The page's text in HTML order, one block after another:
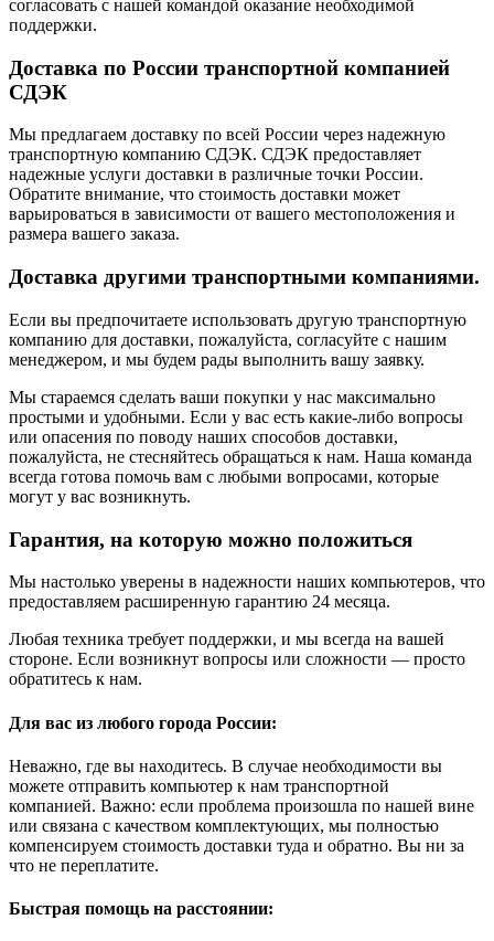
согласовать с нашей командой оказание необходимой
поддержки.
Доставка по России транспортной компанией
СДЭК
Мы предлагаем доставку по всей России через надежную
транспортную компанию СДЭК. СДЭК предоставляет
надежные услуги доставки в различные точки России.
Обратите внимание, что стоимость доставки может
варьироваться в зависимости от вашего местоположения и
размера вашего заказа.
Доставка другими транспортными компаниями.
Если вы предпочитаете использовать другую транспортную
компанию для доставки, пожалуйста, согласуйте с нашим
менеджером, и мы будем рады выполнить вашу заявку.
Мы стараемся сделать ваши покупки у нас максимально
простыми и удобными. Если у вас есть какие-либо вопросы
или опасения по поводу наших способов доставки,
пожалуйста, не стесняйтесь обращаться к нам. Наша команда
всегда готова помочь вам с любыми вопросами, которые
могут у вас возникнуть.
Гарантия, на которую можно положиться
Мы настолько уверены в надежности наших компьютеров, что
предоставляем расширенную гарантию 24 месяца.
Любая техника требует поддержки, и мы всегда на вашей
стороне. Если возникнут вопросы или сложности — просто
обратитесь к нам.
Для вас из любого города России:
Неважно, где вы находитесь. В случае необходимости вы
можете отправить компьютер к нам транспортной
компанией. Важно: если проблема произошла по нашей вине
или связана с качеством комплектующих, мы полностью
компенсируем стоимость доставки туда и обратно. Вы ни за
что не переплатите.
Быстрая помощь на расстоянии: